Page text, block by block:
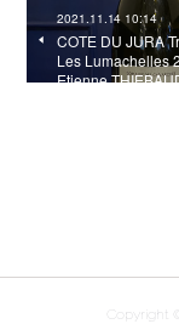
2021.11.14 10:14
COTE DU JURA
Les Lumachelles
Etienne
Copyright